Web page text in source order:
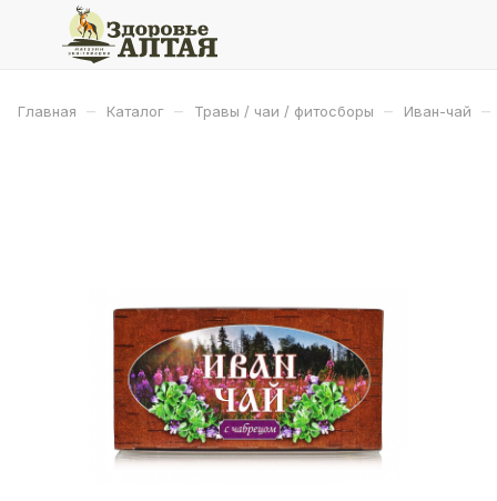
Главная – Каталог – Травы / чаи / фитосборы – Иван-чай –